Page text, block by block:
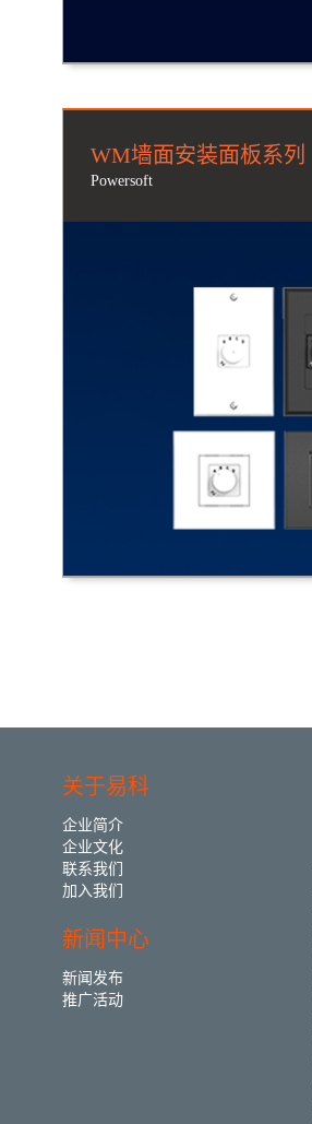
WM墙面安装面板系列
Powersoft
关于易科
企业简介
企业文化
联系我们
加入我们
新闻中心
新闻发布
推广活动